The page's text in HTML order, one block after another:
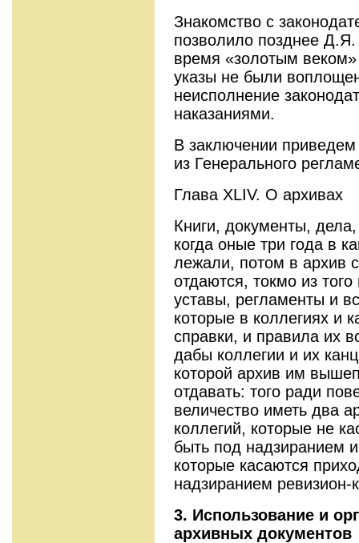
Знакомство с
позволило позднее
время «золотым
указы не были
неисполнение
наказаниями.
В заключении
из Генерального
Глава XLIV. О архивах
Книги, документы,
когда оные три года в
лежали, потом в архив
отдаются, токмо из
уставы, регламенты и
которые в коллегиях и
справки, и правила их
дабы коллегии и их
которой архив им
отдавать: того ради
величество иметь два
коллегий, которые не
быть под надзиранием
которые касаются
надзиранием ревизион-
3. Использование и
архивных документов